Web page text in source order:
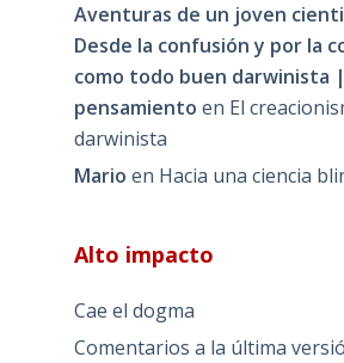
Aventuras de un joven
Desde la confusión y por la
como todo buen darwinista
pensamiento en El
darwinista
Mario en Hacia una ciencia
Alto impacto
Cae el dogma
Comentarios a la última